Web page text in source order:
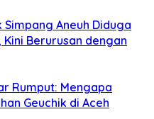
Aneuh Diduga
Kini Berurusan dengan
Rumput: Mengapa
Geuchik di Aceh